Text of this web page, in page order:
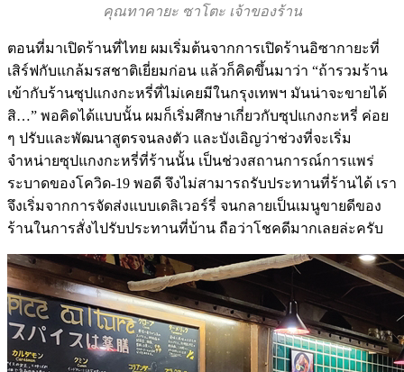
คุณทาคายะ ซาโตะ เจ้าของร้าน
ตอนที่มาเปิดร้านที่ไทย ผมเริ่มต้นจากการเปิดร้านอิซากายะที่
เสิร์ฟกับแกล้มรสชาติเยี่ยมก่อน แล้วก็คิดขึ้นมาว่า “ถ้ารวมร้าน
เข้ากับร้านซุปแกงกะหรี่ที่ไม่เคยมีในกรุงเทพฯ มันน่าจะขายได้
สิ…” พอคิดได้แบบนั้น ผมก็เริ่มศึกษาเกี่ยวกับซุปแกงกะหรี่ ค่อย
ๆ ปรับและพัฒนาสูตรจนลงตัว และบังเอิญว่าช่วงที่จะเริ่ม
จำหน่ายซุปแกงกะหรี่ที่ร้านนั้น เป็นช่วงสถานการณ์การแพร่
ระบาดของโควิด-19 พอดี จึงไม่สามารถรับประทานที่ร้านได้ เรา
จึงเริ่มจากการจัดส่งแบบเดลิเวอร์รี่ จนกลายเป็นเมนูขายดีของ
ร้านในการสั่งไปรับประทานที่บ้าน ถือว่าโชคดีมากเลยล่ะครับ